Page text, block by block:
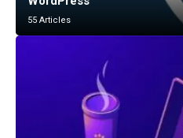
55 Articles